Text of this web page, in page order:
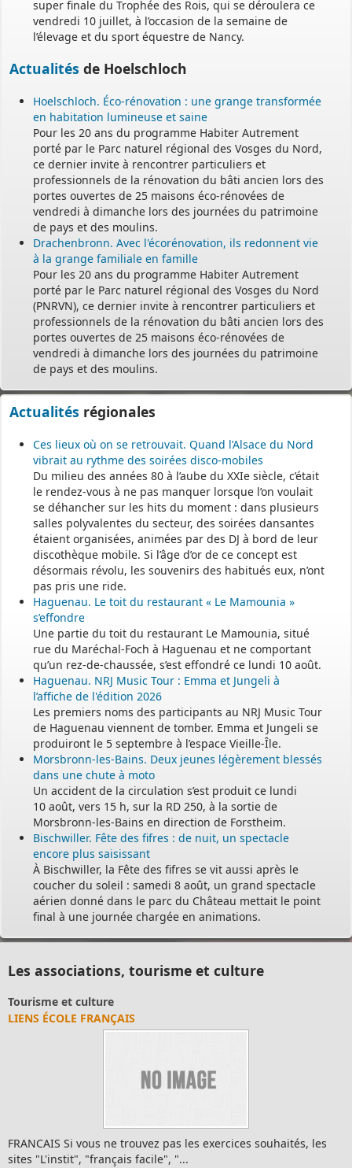
super finale du Trophée des Rois, qui se déroulera ce
vendredi 10 juillet, à l’occasion de la semaine de
l’élevage et du sport équestre de Nancy.
Actualités de Hoelschloch
Hoelschloch. Éco-rénovation : une grange transformée
en habitation lumineuse et saine
Pour les 20 ans du programme Habiter Autrement
porté par le Parc naturel régional des Vosges du Nord,
ce dernier invite à rencontrer particuliers et
professionnels de la rénovation du bâti ancien lors des
portes ouvertes de 25 maisons éco-rénovées de
vendredi à dimanche lors des journées du patrimoine
de pays et des moulins.
Drachenbronn. Avec l'écorénovation, ils redonnent vie
à la grange familiale en famille
Pour les 20 ans du programme Habiter Autrement
porté par le Parc naturel régional des Vosges du Nord
(PNRVN), ce dernier invite à rencontrer particuliers et
professionnels de la rénovation du bâti ancien lors des
portes ouvertes de 25 maisons éco-rénovées de
vendredi à dimanche lors des journées du patrimoine
de pays et des moulins.
Actualités régionales
Ces lieux où on se retrouvait. Quand l’Alsace du Nord
vibrait au rythme des soirées disco-mobiles
Du milieu des années 80 à l’aube du XXIe siècle, c’était
le rendez-vous à ne pas manquer lorsque l’on voulait
se déhancher sur les hits du moment : dans plusieurs
salles polyvalentes du secteur, des soirées dansantes
étaient organisées, animées par des DJ à bord de leur
discothèque mobile. Si l’âge d’or de ce concept est
désormais révolu, les souvenirs des habitués eux, n’ont
pas pris une ride.
Haguenau. Le toit du restaurant « Le Mamounia »
s’effondre
Une partie du toit du restaurant Le Mamounia, situé
rue du Maréchal-Foch à Haguenau et ne comportant
qu’un rez-de-chaussée, s’est effondré ce lundi 10 août.
Haguenau. NRJ Music Tour : Emma et Jungeli à
l’affiche de l'édition 2026
Les premiers noms des participants au NRJ Music Tour
de Haguenau viennent de tomber. Emma et Jungeli se
produiront le 5 septembre à l’espace Vieille-Île.
Morsbronn-les-Bains. Deux jeunes légèrement blessés
dans une chute à moto
Un accident de la circulation s’est produit ce lundi
10 août, vers 15 h, sur la RD 250, à la sortie de
Morsbronn-les-Bains en direction de Forstheim.
Bischwiller. Fête des fifres : de nuit, un spectacle
encore plus saisissant
À Bischwiller, la Fête des fifres se vit aussi après le
coucher du soleil : samedi 8 août, un grand spectacle
aérien donné dans le parc du Château mettait le point
final à une journée chargée en animations.
Les associations, tourisme et culture
Tourisme et culture
LIENS ÉCOLE FRANÇAIS
FRANCAIS Si vous ne trouvez pas les exercices souhaités, les
sites "L'instit", "français facile", "...